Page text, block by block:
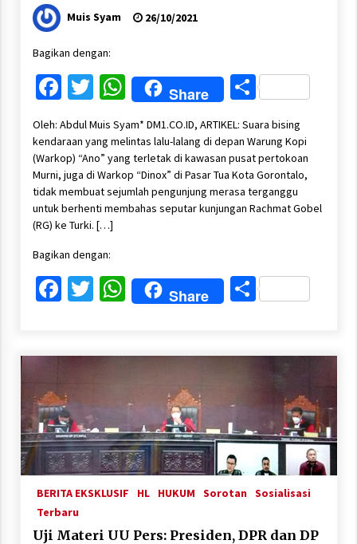
Muis Syam 26/10/2021
Bagikan dengan:
Facebook
Twitter
WhatsApp
Share Share
Oleh: Abdul Muis Syam* DM1.CO.ID, ARTIKEL: Suara bising
kendaraan yang melintas lalu-lalang di depan Warung Kopi
(Warkop) “Ano” yang terletak di kawasan pusat pertokoan
Murni, juga di Warkop “Dinox” di Pasar Tua Kota Gorontalo,
tidak membuat sejumlah pengunjung merasa terganggu
untuk berhenti membahas seputar kunjungan Rachmat Gobel
(RG) ke Turki. […]
Bagikan dengan:
Facebook
Twitter
WhatsApp
Share Share
BERITA EKSKLUSIF HL HUKUM Sorotan Sosialisasi
Terbaru
Uji Materi UU Pers: Presiden, DPR dan DP